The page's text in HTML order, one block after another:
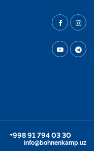
+998 91 794 03 30
info@bohnenkamp.uz